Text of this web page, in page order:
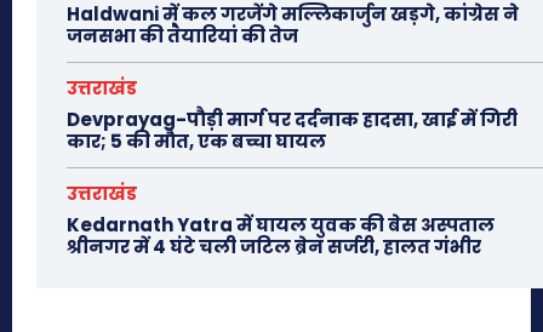
Haldwani में कल गरजेंगे मल्लिकार्जुन खड़गे, कांग्रेस ने
जनसभा की तैयारियां की तेज
उत्तराखंड
Devprayag-पौड़ी मार्ग पर दर्दनाक हादसा, खाई में गिरी
कार; 5 की मौत, एक बच्चा घायल
उत्तराखंड
Kedarnath Yatra में घायल युवक की बेस अस्पताल
श्रीनगर में 4 घंटे चली जटिल ब्रेन सर्जरी, हालत गंभीर